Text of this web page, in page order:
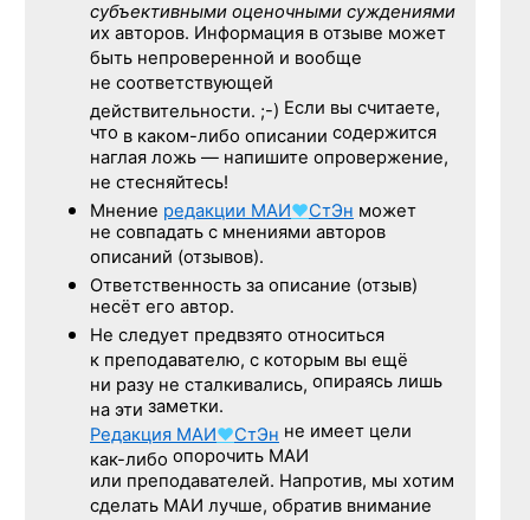
субъективными оценочными суждениями
их авторов. Информация в отзыве может
быть непроверенной и вообще
не соответствующей
действительности. ;-) Если вы считаете,
что в каком-либо описании содержится
наглая ложь — напишите опровержение,
не стесняйтесь!
Мнение редакции МАИ♥СтЭн может
не совпадать с мнениями авторов
описаний (отзывов).
Ответственность за описание (отзыв)
несёт его автор.
Не следует предвзято относиться
к преподавателю, с которым вы ещё
ни разу не сталкивались, опираясь лишь
на эти заметки.
Редакция МАИ♥СтЭн не имеет цели
как-либо опорочить МАИ
или преподавателей. Напротив, мы хотим
сделать МАИ лучше, обратив внимание